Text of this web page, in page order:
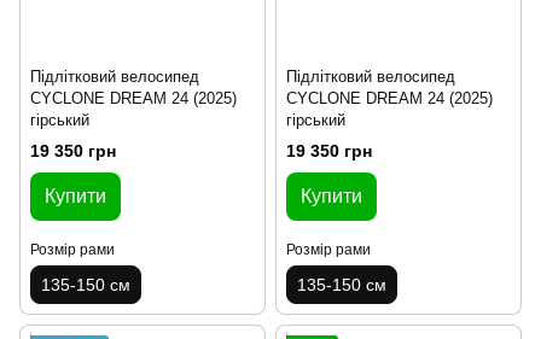
Підлітковий велосипед
CYCLONE DREAM 24 (2025)
гірський
19 350 грн
Купити
Розмір рами
135-150 см
Підлітковий велосипед
CYCLONE DREAM 24 (2025)
гірський
19 350 грн
Купити
Розмір рами
135-150 см